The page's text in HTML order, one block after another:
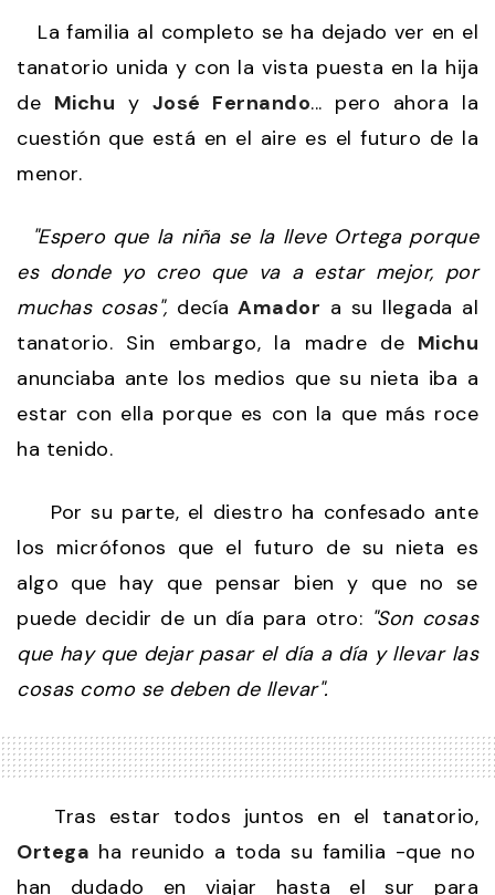
La familia al completo se ha dejado ver en el
tanatorio unida y con la vista puesta en la hija
de Michu y José Fernando... pero ahora la
cuestión que está en el aire es el futuro de la
menor.
"Espero que la niña se la lleve Ortega porque
es donde yo creo que va a estar mejor, por
muchas cosas", decía Amador a su llegada al
tanatorio. Sin embargo, la madre de Michu
anunciaba ante los medios que su nieta iba a
estar con ella porque es con la que más roce
ha tenido.
Por su parte, el diestro ha confesado ante
los micrófonos que el futuro de su nieta es
algo que hay que pensar bien y que no se
puede decidir de un día para otro: "Son cosas
que hay que dejar pasar el día a día y llevar las
cosas como se deben de llevar".
Tras estar todos juntos en el tanatorio,
Ortega ha reunido a toda su familia -que no
han dudado en viajar hasta el sur para